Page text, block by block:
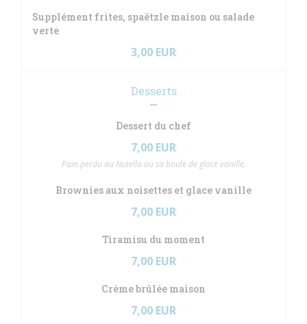
Supplément frites, spaëtzle maison ou salade
verte
3,00 EUR
Desserts
Dessert du chef
7,00 EUR
Pain perdu au Nutella ou sa boule de glace vanille.
Brownies aux noisettes et glace vanille
7,00 EUR
Tiramisu du moment
7,00 EUR
Crème brûlée maison
7,00 EUR